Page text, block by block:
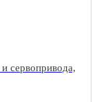
сервопривода,